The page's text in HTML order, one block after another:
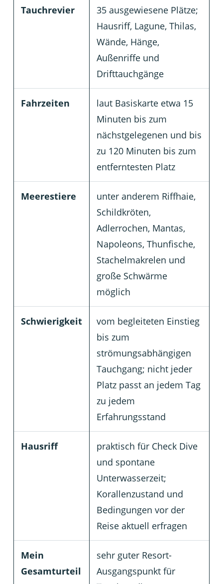
Tauchrevier
35 ausgewiesene Plätze;
Hausriff, Lagune, Thilas,
Wände, Hänge,
Außenriffe und
Drifttauchgänge
Fahrzeiten
laut Basiskarte etwa 15
Minuten bis zum
nächstgelegenen und bis
zu 120 Minuten bis zum
entferntesten Platz
Meerestiere
unter anderem Riffhaie,
Schildkröten,
Adlerrochen, Mantas,
Napoleons, Thunfische,
Stachelmakrelen und
große Schwärme
möglich
Schwierigkeit
vom begleiteten Einstieg
bis zum
strömungsabhängigen
Tauchgang; nicht jeder
Platz passt an jedem Tag
zu jedem
Erfahrungsstand
Hausriff
praktisch für Check Dive
und spontane
Unterwasserzeit;
Korallenzustand und
Bedingungen vor der
Reise aktuell erfragen
Mein
Gesamturteil
sehr guter Resort-
Ausgangspunkt für